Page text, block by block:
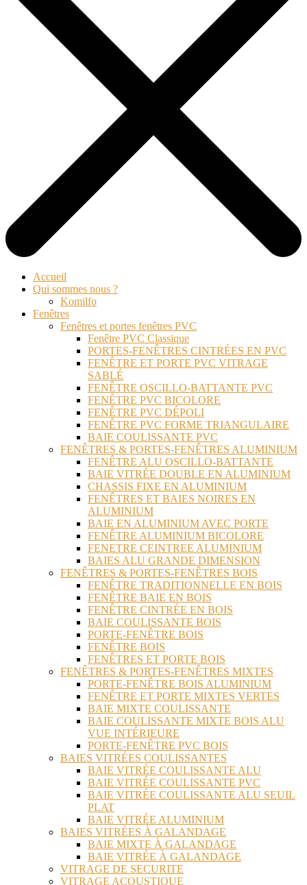
Accueil
Qui sommes nous ?
Komilfo
Fenêtres
Fenêtres et portes fenêtres PVC
Fenêtre PVC Classique
PORTES-FENÊTRES CINTRÉES EN PVC
FENÊTRE ET PORTE PVC VITRAGE
SABLÉ
FENÊTRE OSCILLO-BATTANTE PVC
FENÊTRE PVC BICOLORE
FENÊTRE PVC DÉPOLI
FENÊTRE PVC FORME TRIANGULAIRE
BAIE COULISSANTE PVC
FENÊTRES & PORTES-FENÊTRES ALUMINIUM
FENÊTRE ALU OSCILLO-BATTANTE
BAIE VITRÉE DOUBLE EN ALUMINIUM
CHASSIS FIXE EN ALUMINIUM
FENÊTRES ET BAIES NOIRES EN
ALUMINIUM
BAIE EN ALUMINIUM AVEC PORTE
FENÊTRE ALUMINIUM BICOLORE
FENETRE CEINTREE ALUMINIUM
BAIES ALU GRANDE DIMENSION
FENÊTRES & PORTES-FENÊTRES BOIS
FENÊTRE TRADITIONNELLE EN BOIS
FENÊTRE BAIE EN BOIS
FENÊTRE CINTRÉE EN BOIS
BAIE COULISSANTE BOIS
PORTE-FENÊTRE BOIS
FENÊTRE BOIS
FENÊTRES ET PORTE BOIS
FENÊTRES & PORTES-FENÊTRES MIXTES
PORTE-FENÊTRE BOIS ALUMINIUM
FENÊTRE ET PORTE MIXTES VERTES
BAIE MIXTE COULISSANTE
BAIE COULISSANTE MIXTE BOIS ALU
VUE INTÉRIEURE
PORTE-FENÊTRE PVC BOIS
BAIES VITRÉES COULISSANTES
BAIE VITRÉE COULISSANTE ALU
BAIE VITRÉE COULISSANTE PVC
BAIE VITRÉE COULISSANTE ALU SEUIL
PLAT
BAIE VITRÉE ALUMINIUM
BAIES VITRÉES À GALANDAGE
BAIE MIXTE À GALANDAGE
BAIE VITRÉE À GALANDAGE
VITRAGE DE SECURITE
VITRAGE ACOUSTIQUE